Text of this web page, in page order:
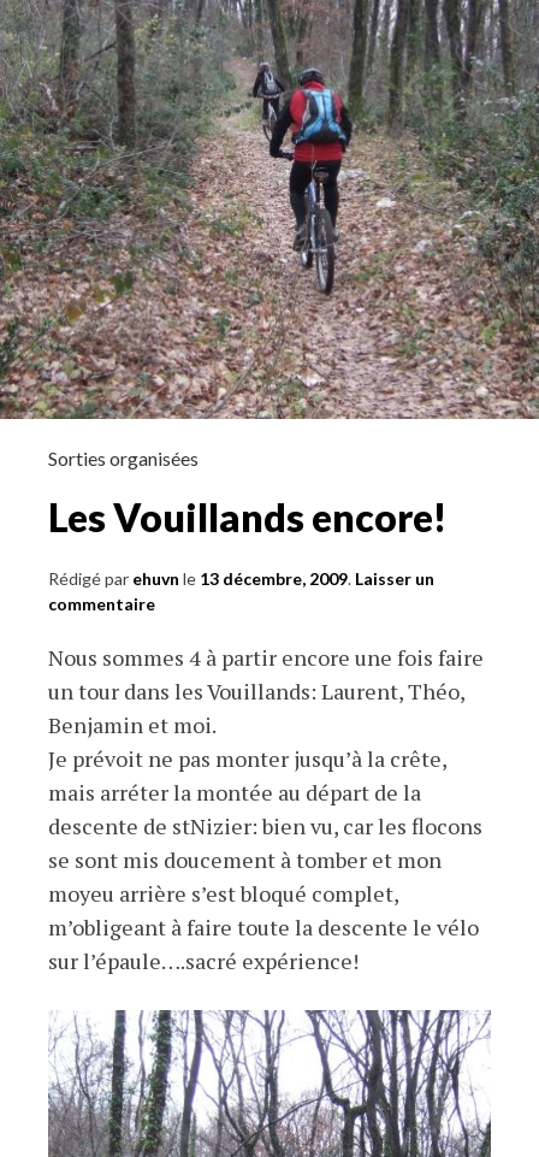
Sorties organisées
Les Vouillands encore!
Rédigé par ehuvn le 13 décembre, 2009. Laisser un
commentaire
Nous sommes 4 à partir encore une fois faire
un tour dans les Vouillands: Laurent, Théo,
Benjamin et moi.
Je prévoit ne pas monter jusqu’à la crête,
mais arréter la montée au départ de la
descente de stNizier: bien vu, car les flocons
se sont mis doucement à tomber et mon
moyeu arrière s’est bloqué complet,
m’obligeant à faire toute la descente le vélo
sur l’épaule….sacré expérience!